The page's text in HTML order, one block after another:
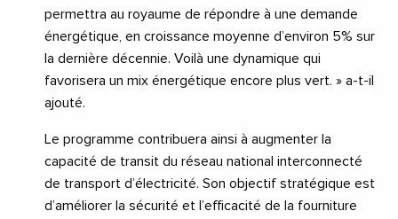
permettra au royaume de répondre à une demande
énergétique, en croissance moyenne d’environ 5% sur
la dernière décennie. Voilà une dynamique qui
favorisera un mix énergétique encore plus vert. » a-t-il
ajouté.
Le programme contribuera ainsi à augmenter la
capacité de transit du réseau national interconnecté
de transport d’électricité. Son objectif stratégique est
d’améliorer la sécurité et l’efficacité de la fourniture